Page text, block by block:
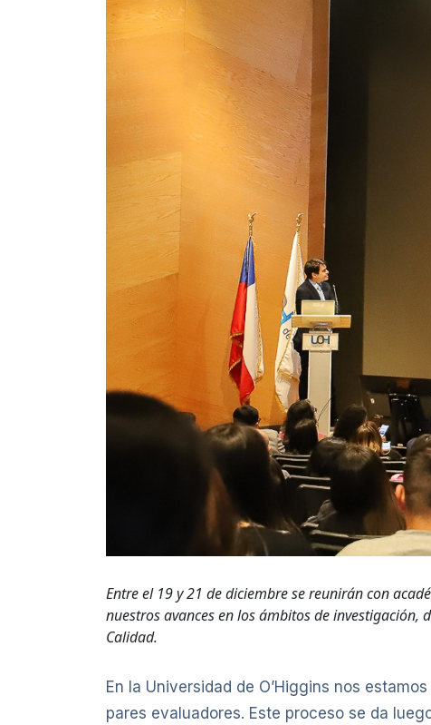
Entre el 19 y 21 de diciembre se reunirán con
nuestros avances en los ámbitos de investigación,
Calidad.
En la Universidad de O’Higgins nos
pares evaluadores. Este proceso se da